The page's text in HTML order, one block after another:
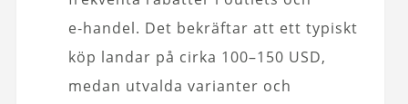
e‑handel. Det bekräftar att ett typiskt
köp landar på cirka 100–150 USD,
medan utvalda varianter och